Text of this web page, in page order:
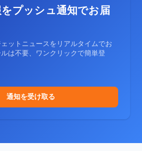
プッシュ通知でお届
ットニュースをリアルタイムでお
は不要、ワンクリックで簡単登
通知を受け取る